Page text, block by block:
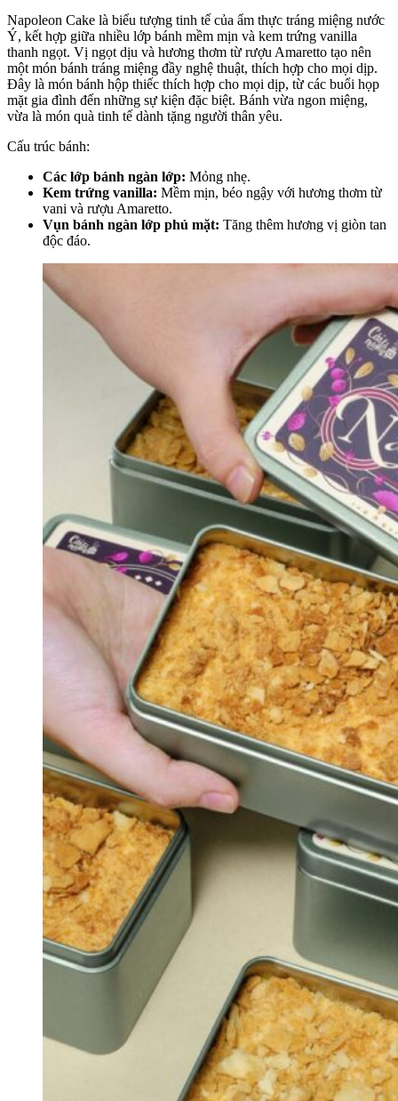
Napoleon Cake là biểu tượng tinh tế của ẩm thực tráng miệng nước
Ý, kết hợp giữa nhiều lớp bánh mềm mịn và kem trứng vanilla
thanh ngọt. Vị ngọt dịu và hương thơm từ rượu Amaretto tạo nên
một món bánh tráng miệng đầy nghệ thuật, thích hợp cho mọi dịp.
Đây là món bánh hộp thiếc thích hợp cho mọi dịp, từ các buổi họp
mặt gia đình đến những sự kiện đặc biệt. Bánh vừa ngon miệng,
vừa là món quà tinh tế dành tặng người thân yêu.
Cấu trúc bánh:
Các lớp bánh ngàn lớp: Mỏng nhẹ.
Kem trứng vanilla: Mềm mịn, béo ngậy với hương thơm từ
vani và rượu Amaretto.
Vụn bánh ngàn lớp phủ mặt: Tăng thêm hương vị giòn tan
độc đáo.